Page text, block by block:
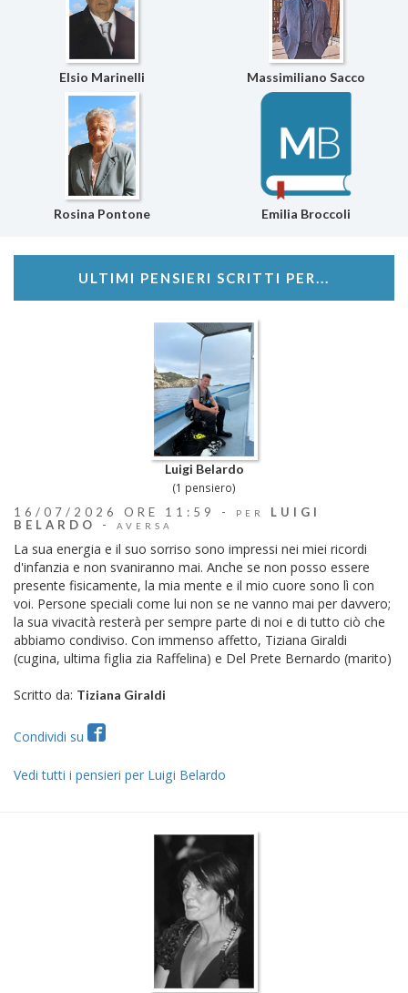
Elsio Marinelli Massimiliano Sacco
Rosina Pontone Emilia Broccoli
ULTIMI PENSIERI SCRITTI PER...
Luigi Belardo
(1 pensiero)
16/07/2026 ORE 11:59 - PER
LUIGI
BELARDO
- AVERSA
La sua energia e il suo sorriso sono impressi nei miei ricordi
d'infanzia e non svaniranno mai. Anche se non posso essere
presente fisicamente, la mia mente e il mio cuore sono lì con
voi. Persone speciali come lui non se ne vanno mai per davvero;
la sua vivacità resterà per sempre parte di noi e di tutto ciò che
abbiamo condiviso. Con immenso affetto, Tiziana Giraldi
(cugina, ultima figlia zia Raffelina) e Del Prete Bernardo (marito)
Scritto da: Tiziana Giraldi
Condividi su
Vedi tutti i pensieri per Luigi Belardo